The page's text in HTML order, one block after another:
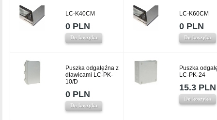
LC-K40CM
0 PLN
Do koszyka
LC-K60CM
0 PLN
Do koszyka
Puszka odgałęźna z
dławicami LC-PK-
10/D
0 PLN
Do koszyka
Puszka
LC-PK-24
15.3 PLN
Do koszyka